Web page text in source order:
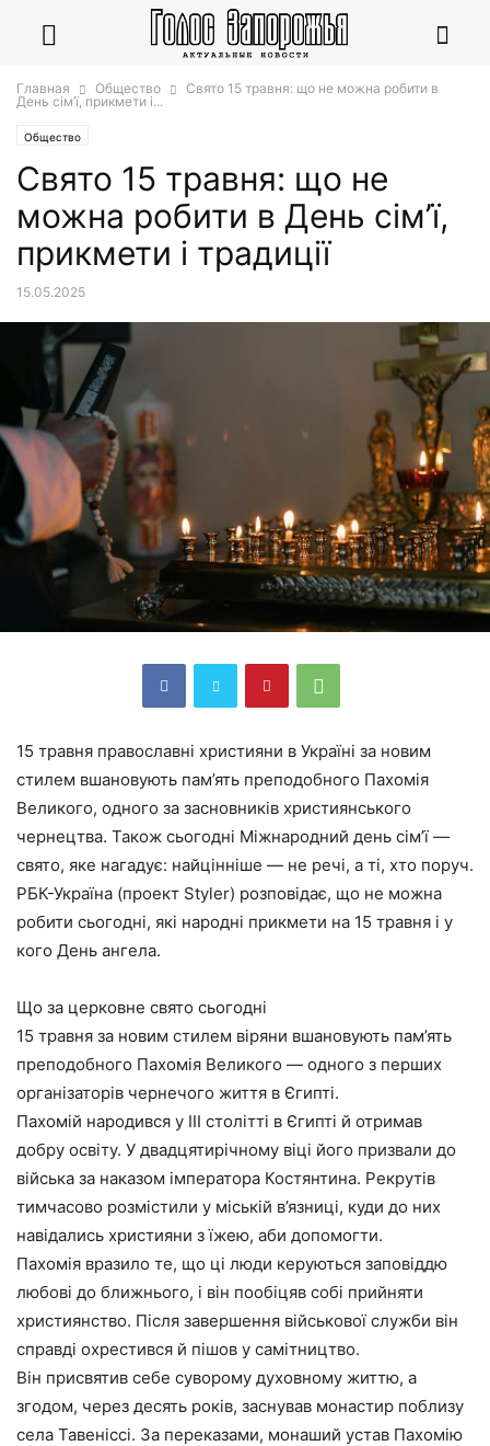
Главная Общество
Свято 15 травня: що не можна робити в
День сім’ї, прикмети і...
Общество
Свято 15 травня: що не
можна робити в День сім’ї,
прикмети і традиції
15.05.2025
15 травня православні християни в Україні за новим
стилем вшановують пам’ять преподобного Пахомія
Великого, одного за засновників християнського
чернецтва. Також сьогодні Міжнародний день сім’ї —
свято, яке нагадує: найцінніше — не речі, а ті, хто поруч.
РБК-Україна (проект Styler) розповідає, що не можна
робити сьогодні, які народні прикмети на 15 травня і у
кого День ангела.
Що за церковне свято сьогодні
15 травня за новим стилем віряни вшановують пам’ять
преподобного Пахомія Великого — одного з перших
організаторів чернечого життя в Єгипті.
Пахомій народився у III столітті в Єгипті й отримав
добру освіту. У двадцятирічному віці його призвали до
війська за наказом імператора Костянтина. Рекрутів
тимчасово розмістили у міській в’язниці, куди до них
навідались християни з їжею, аби допомогти.
Пахомія вразило те, що ці люди керуються заповіддю
любові до ближнього, і він пообіцяв собі прийняти
християнство. Після завершення військової служби він
справді охрестився й пішов у самітництво.
Він присвятив себе суворому духовному життю, а
згодом, через десять років, заснував монастир поблизу
села Тавеніссі. За переказами, монаший устав Пахомію